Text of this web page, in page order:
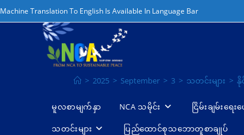
Machine Translation To English Is Available In Language Bar
> 2025 > September > 3 > သတင်းများ > နို
မူလစာမျက်နှာ NCA သမိုင်း ငြိမ်းချမ်းရေး
သတင်းများ ပြည်ထောင်စုသဘောတူစာချုပ်